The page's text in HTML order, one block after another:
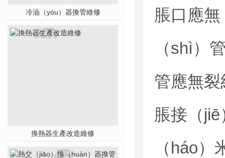
冷油（yóu）器換管維修
換熱器生產改造維修
脹口應
（shì）
管應無
脹接（
（háo